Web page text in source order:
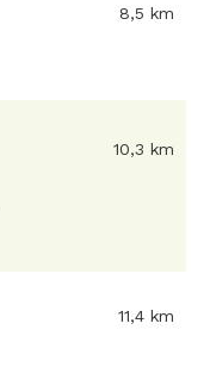
8,5 km
10,3 km
11,4 km